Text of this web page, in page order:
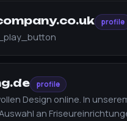
profile
profile
Design online. In
an